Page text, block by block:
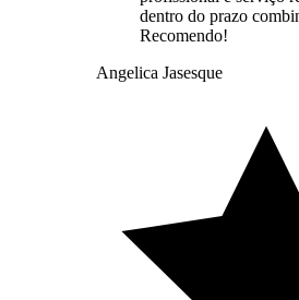
dentro do prazo
Recomendo!
Angelica Jasesque